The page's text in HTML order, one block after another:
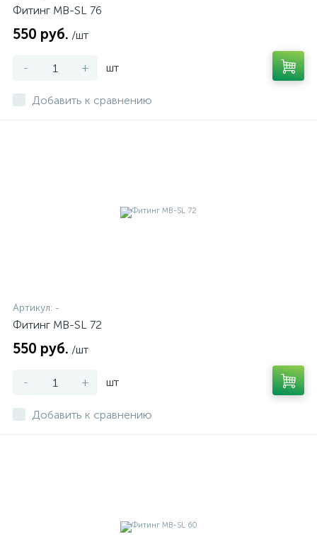
Фитинг MB-SL 76
550 руб. /шт
- + шт
Добавить к сравнению
Артикул: -
Фитинг MB-SL 72
550 руб. /шт
- + шт
Добавить к сравнению